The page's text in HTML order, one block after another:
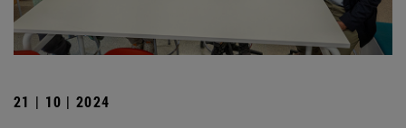
21 | 10 | 2024